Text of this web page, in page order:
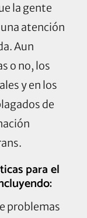
la gente
atención
Aun
o no, los
y en los
de
para el
problemas